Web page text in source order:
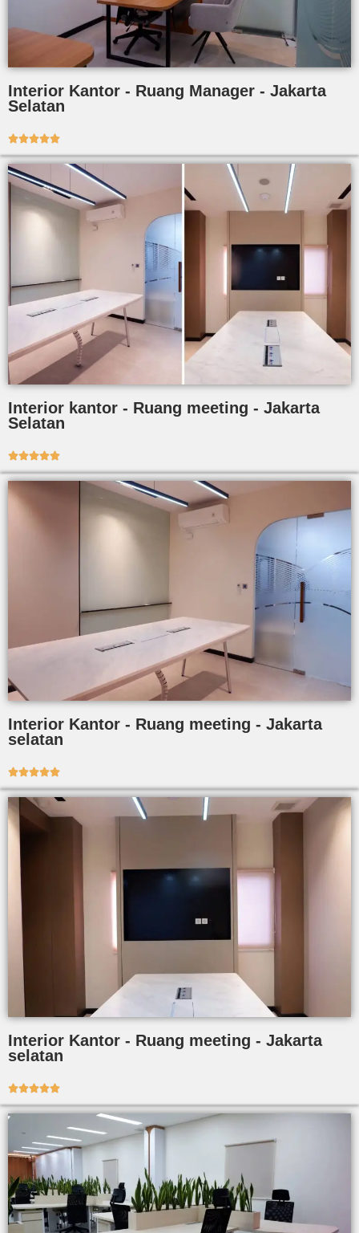
Interior Kantor - Ruang Manager - Jakarta
Selatan

Interior kantor - Ruang meeting - Jakarta
Selatan

Interior Kantor - Ruang meeting - Jakarta
selatan

Interior Kantor - Ruang meeting - Jakarta
selatan
